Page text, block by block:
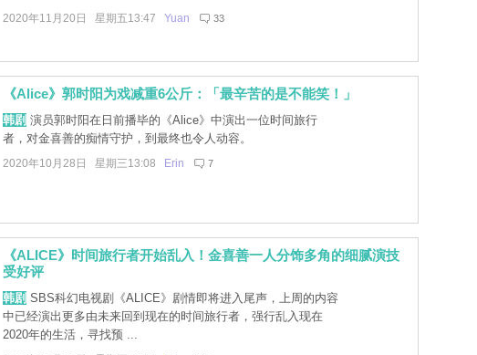
2020年11月20日 星期五13:47 Yuan 33
《Alice》郭时阳为戏减重6公斤：「最辛苦的是不能笑！」
韩剧 演员郭时阳在日前播毕的《Alice》中演出一位时间旅行
者，对金喜善的痴情守护，到最终也令人动容。
2020年10月28日 星期三13:08 Erin 7
《ALICE》时间旅行者开始乱入！金喜善一人分饰多角的细腻演技
受好评
韩剧 SBS科幻电视剧《ALICE》剧情即将进入尾声，上周的内容
中已经演出更多由未来回到现在的时间旅行者，强行乱入现在
2020年的生活，寻找预 ...